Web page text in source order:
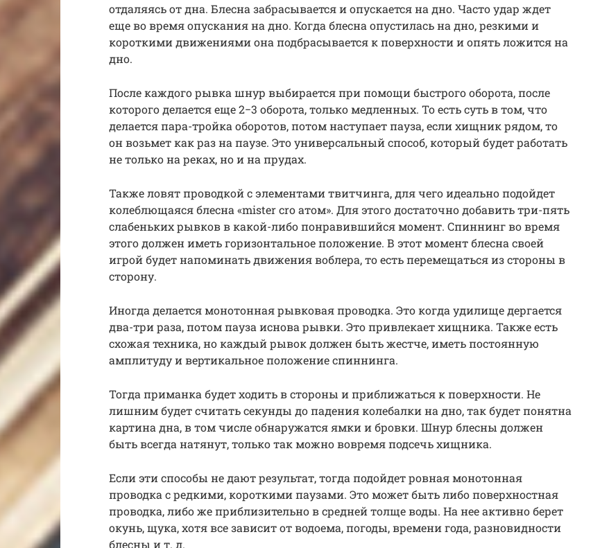
отдаляясь от дна. Блесна забрасывается и опускается на дно. Часто удар ждет
еще во время опускания на дно. Когда блесна опустилась на дно, резкими и
короткими движениями она подбрасывается к поверхности и опять ложится на
дно.
После каждого рывка шнур выбирается при помощи быстрого оборота, после
которого делается еще 2−3 оборота, только медленных. То есть суть в том, что
делается пара-тройка оборотов, потом наступает пауза, если хищник рядом, то
он возьмет как раз на паузе. Это универсальный способ, который будет работать
не только на реках, но и на прудах.
Также ловят проводкой с элементами твитчинга, для чего идеально подойдет
колеблющаяся блесна «mister cro атом». Для этого достаточно добавить три-пять
слабеньких рывков в какой-либо понравившийся момент. Спиннинг во время
этого должен иметь горизонтальное положение. В этот момент блесна своей
игрой будет напоминать движения воблера, то есть перемещаться из стороны в
сторону.
Иногда делается монотонная рывковая проводка. Это когда удилище дергается
два-три раза, потом пауза иснова рывки. Это привлекает хищника. Также есть
схожая техника, но каждый рывок должен быть жестче, иметь постоянную
амплитуду и вертикальное положение спиннинга.
Тогда приманка будет ходить в стороны и приближаться к поверхности. Не
лишним будет считать секунды до падения колебалки на дно, так будет понятна
картина дна, в том числе обнаружатся ямки и бровки. Шнур блесны должен
быть всегда натянут, только так можно вовремя подсечь хищника.
Если эти способы не дают результат, тогда подойдет ровная монотонная
проводка с редкими, короткими паузами. Это может быть либо поверхностная
проводка, либо же приблизительно в средней толще воды. На нее активно берет
окунь, щука, хотя все зависит от водоема, погоды, времени года, разновидности
блесны и т. д.